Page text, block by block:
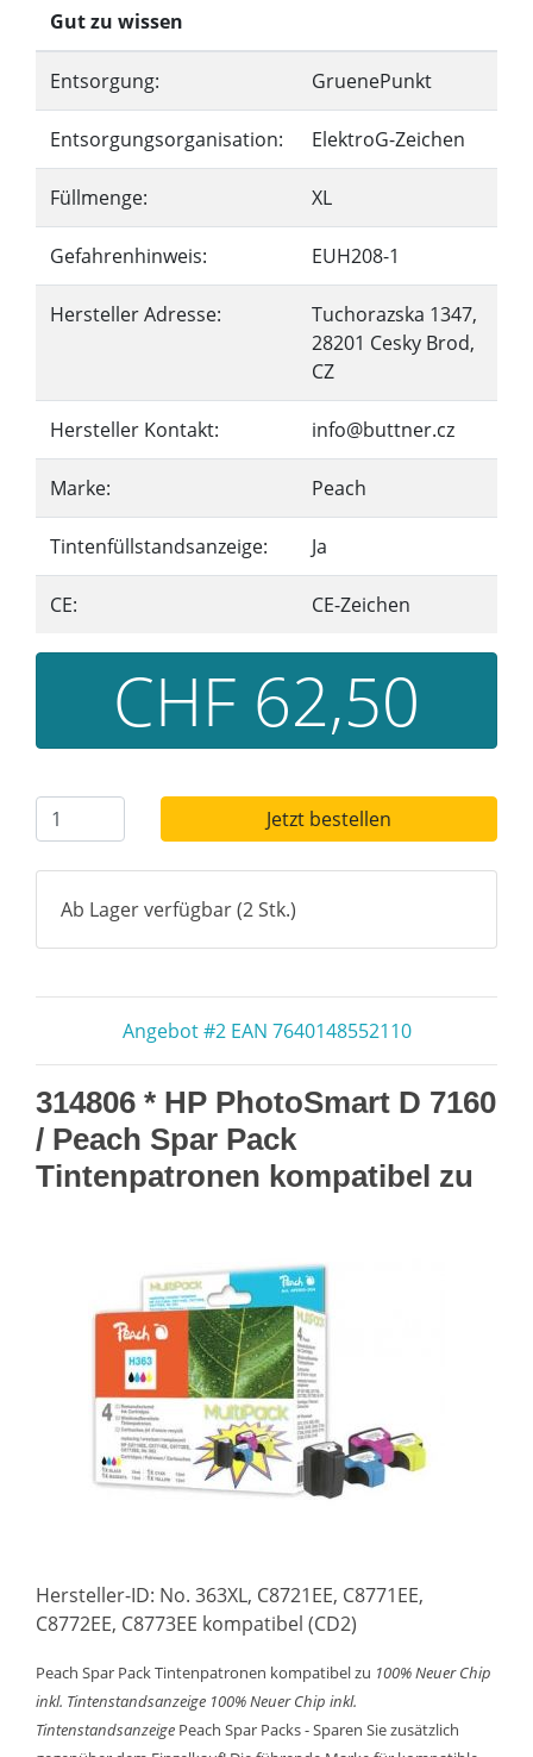
Gut zu wissen
Entsorgung: GruenePunkt
Entsorgungsorganisation: ElektroG-Zeichen
Füllmenge: XL
Gefahrenhinweis: EUH208-1
Hersteller Adresse:
Tuchorazska 1347,
28201 Cesky Brod,
CZ
Hersteller Kontakt: info@buttner.cz
Marke: Peach
Tintenfüllstandsanzeige: Ja
CE: CE-Zeichen
CHF 62,50
Jetzt bestellen
Ab Lager verfügbar (2 Stk.)
Angebot #2 EAN 7640148552110
314806 * HP PhotoSmart D 7160
/ Peach Spar Pack
Tintenpatronen kompatibel zu
Hersteller-ID: No. 363XL, C8721EE, C8771EE,
C8772EE, C8773EE kompatibel (CD2)
Peach Spar Pack Tintenpatronen kompatibel zu 100% Neuer Chip
inkl. Tintenstandsanzeige 100% Neuer Chip inkl.
Tintenstandsanzeige Peach Spar Packs - Sparen Sie zusätzlich